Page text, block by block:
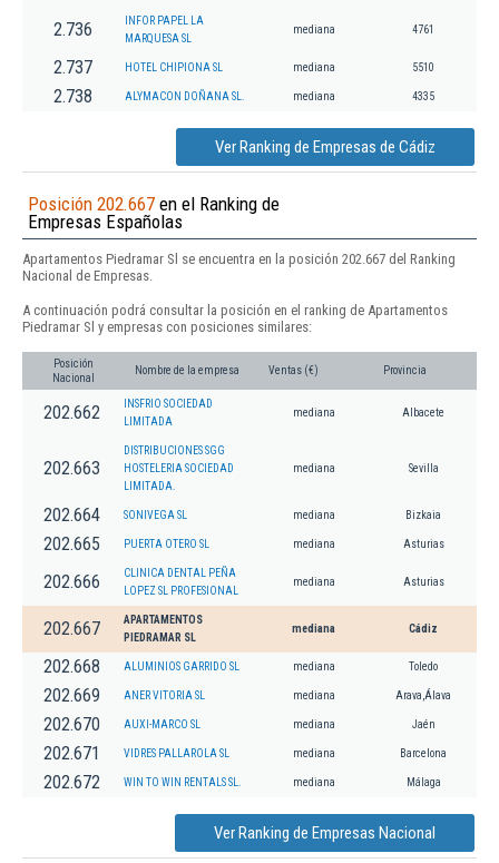
2.736
INFOR PAPEL LA
MARQUESA SL
mediana 4761
2.737 HOTEL CHIPIONA SL mediana 5510
2.738 ALYMACON DOÑANA SL. mediana 4335
Ver Ranking de Empresas de Cádiz
Posición 202.667 en el Ranking de
Empresas Españolas
Apartamentos Piedramar Sl se encuentra en la posición 202.667 del Ranking
Nacional de Empresas.
A continuación podrá consultar la posición en el ranking de Apartamentos
Piedramar Sl y empresas con posiciones similares:
Posición
Nacional
Nombre de la empresa Ventas (€) Provincia
202.662
INSFRIO SOCIEDAD
LIMITADA
mediana Albacete
202.663
DISTRIBUCIONES SGG
HOSTELERIA SOCIEDAD
LIMITADA.
mediana Sevilla
202.664 SONIVEGA SL mediana Bizkaia
202.665 PUERTA OTERO SL mediana Asturias
202.666
CLINICA DENTAL PEÑA
LOPEZ SL PROFESIONAL
mediana Asturias
202.667
APARTAMENTOS
PIEDRAMAR SL
mediana Cádiz
202.668 ALUMINIOS GARRIDO SL mediana Toledo
202.669 ANER VITORIA SL mediana Arava,Álava
202.670 AUXI-MARCO SL mediana Jaén
202.671 VIDRES PALLAROLA SL mediana Barcelona
202.672 WIN TO WIN RENTALS SL. mediana Málaga
Ver Ranking de Empresas Nacional